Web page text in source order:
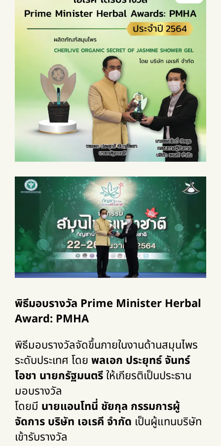
พิธีมอบรางวัล Prime Minister Herbal
Award: PMHA
พิธีมอบรางวัลจัดขึ้นภายในงานด้านสมุนไพร
ระดับประเทศ โดย พลเอก ประยุทธ์ จันทร์
โอชา นายกรัฐมนตรีให้เกียรติเป็นประธาน
มอบรางวัล
โดยมี นายแอนโทนี่ ชัยกุล กรรมการผู้
จัดการ บริษัท เอเรคี จำกัด เป็นผู้แทนบริษัท
เข้ารับรางวัล